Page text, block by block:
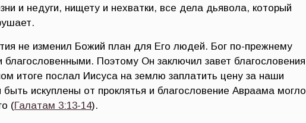
и недуги, нищету и нехватки, все дела дьявола, который
не изменил Божий план для Его людей. Бог по-прежнему
Поэтому Он заключил завет благословения
итоге послал Иисуса на землю заплатить цену за наши
искуплены от проклятья и благословение Авраама могло
(Галатам 3:13-14).